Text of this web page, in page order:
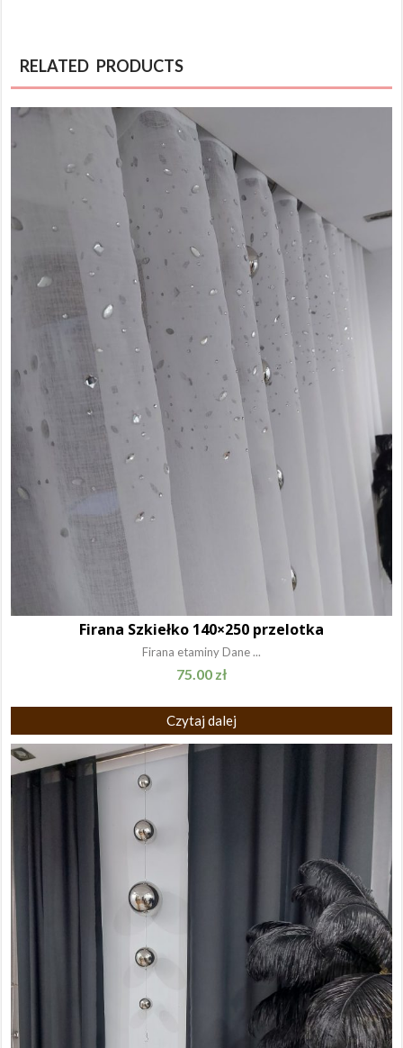
RELATED PRODUCTS
Firana Szkiełko 140×250 przelotka
Firana etaminy Dane ...
75.00 zł
Czytaj dalej